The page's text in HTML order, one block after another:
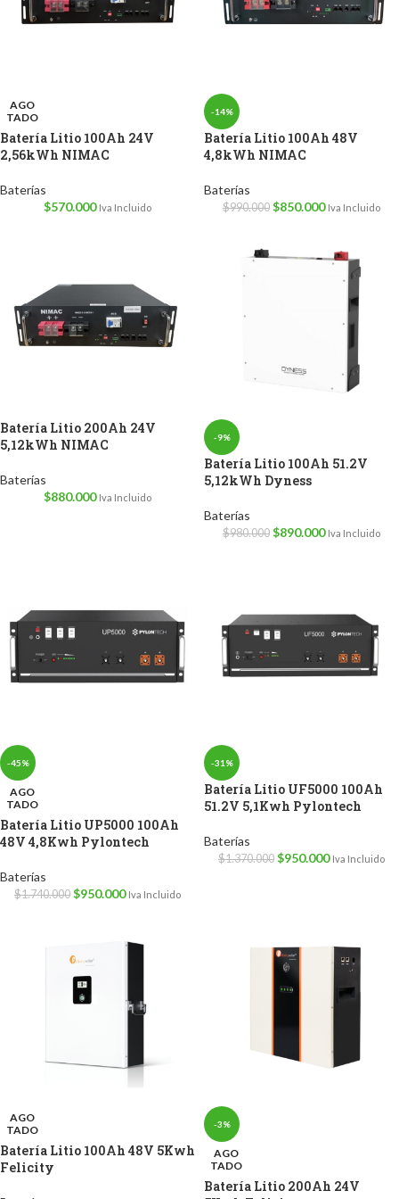
AGO
TADO
Batería Litio 100Ah 24V
2,56kWh NIMAC
Baterías
$570.000 Iva Incluido
-14%
Batería Litio 100Ah 48V
4,8kWh NIMAC
Baterías
$990.000 $850.000 Iva Incluido
Batería Litio 200Ah 24V
5,12kWh NIMAC
Baterías
$880.000 Iva Incluido
-9%
Batería Litio 100Ah 51.2V
5,12kWh Dyness
Baterías
$980.000 $890.000 Iva Incluido
-45%
AGO
TADO
Batería Litio UP5000 100Ah
48V 4,8Kwh Pylontech
Baterías
$1.740.000 $950.000 Iva Incluido
-31%
Batería Litio UF5000 100Ah
51.2V 5,1Kwh Pylontech
Baterías
$1.370.000 $950.000 Iva Incluido
AGO
TADO
Batería Litio 100Ah 48V 5Kwh
Felicity
-3%
AGO
TADO
Batería Litio 200Ah 24V